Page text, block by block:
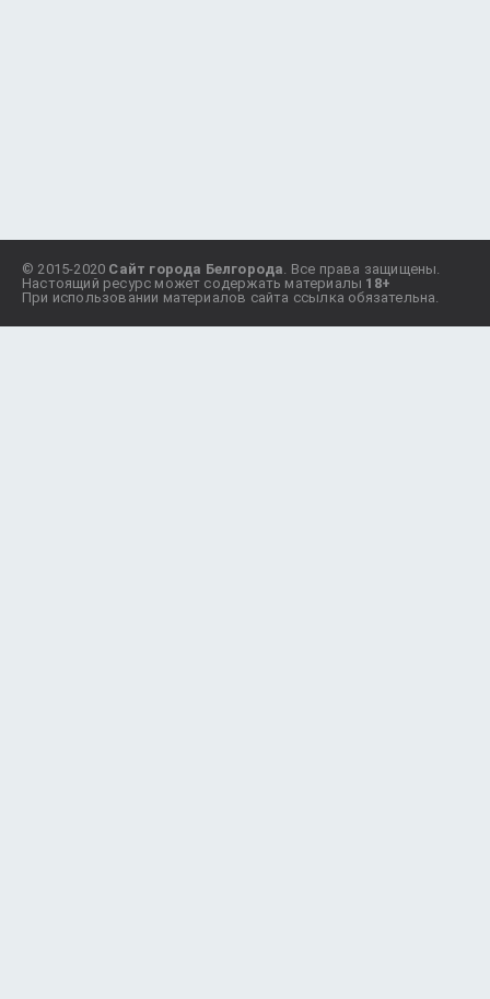
© 2015-2020 Сайт города Белгорода . Все права защищены.
Настоящий ресурс может содержать материалы 18+
При использовании материалов сайта ссылка обязательна.